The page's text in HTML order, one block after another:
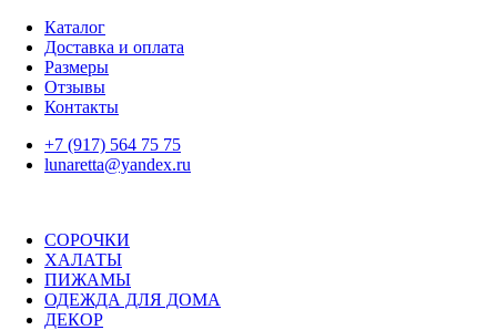
Skip
content
Каталог
Доставка и оплата
Размеры
Отзывы
Контакты
+7 (917) 564 75 75
lunaretta@yandex.ru
СОРОЧКИ
ХАЛАТЫ
ПИЖАМЫ
ОДЕЖДА ДЛЯ ДОМА
ДЕКОР